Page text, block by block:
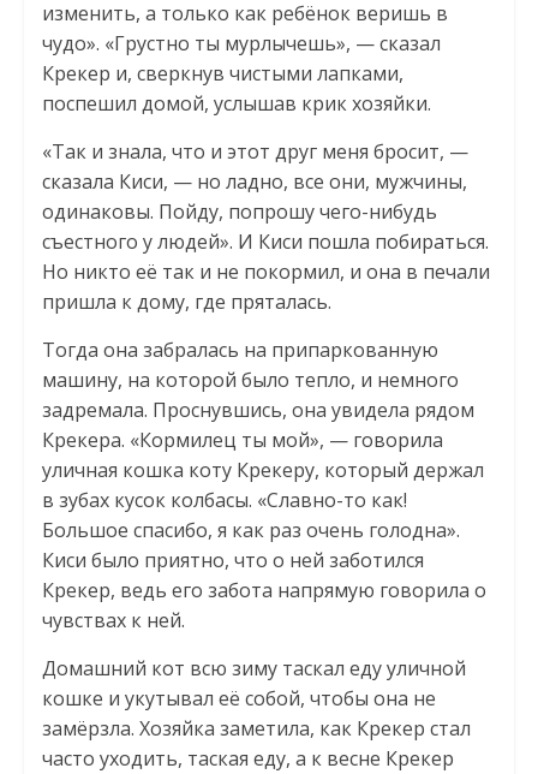
изменить, а только как ребёнок веришь в
чудо». «Грустно ты мурлычешь», — сказал
Крекер и, сверкнув чистыми лапками,
поспешил домой, услышав крик хозяйки.
«Так и знала, что и этот друг меня бросит, —
сказала Киси, — но ладно, все они, мужчины,
одинаковы. Пойду, попрошу чего-нибудь
съестного у людей». И Киси пошла побираться.
Но никто её так и не покормил, и она в печали
пришла к дому, где пряталась.
Тогда она забралась на припаркованную
машину, на которой было тепло, и немного
задремала. Проснувшись, она увидела рядом
Крекера. «Кормилец ты мой», — говорила
уличная кошка коту Крекеру, который держал
в зубах кусок колбасы. «Славно-то как!
Большое спасибо, я как раз очень голодна».
Киси было приятно, что о ней заботился
Крекер, ведь его забота напрямую говорила о
чувствах к ней.
Домашний кот всю зиму таскал еду уличной
кошке и укутывал её собой, чтобы она не
замёрзла. Хозяйка заметила, как Крекер стал
часто уходить, таская еду, а к весне Крекер